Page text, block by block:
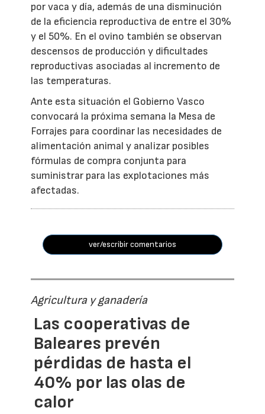
por vaca y día, además de una disminución
de la eficiencia reproductiva de entre el 30%
y el 50%. En el ovino también se observan
descensos de producción y dificultades
reproductivas asociadas al incremento de
las temperaturas.
Ante esta situación el Gobierno Vasco
convocará la próxima semana la Mesa de
Forrajes para coordinar las necesidades de
alimentación animal y analizar posibles
fórmulas de compra conjunta para
suministrar para las explotaciones más
afectadas.
ver/escribir comentarios
Agricultura y ganadería
Las cooperativas de
Baleares prevén
pérdidas de hasta el
40% por las olas de
calor